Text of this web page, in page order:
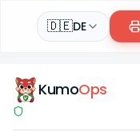
🇩🇪DE
KumoOps